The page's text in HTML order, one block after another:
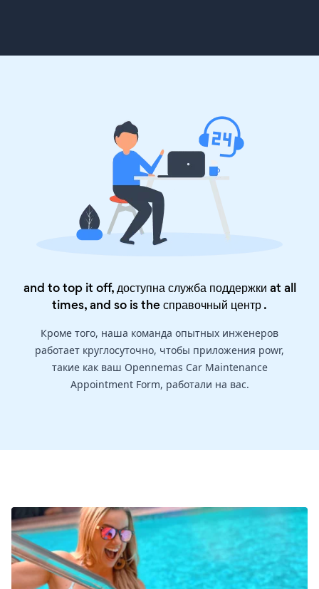
and to top it off, доступна служба поддержки at all
times, and so is theсправочный центр.
Кроме того, наша команда опытных инженеров
работает круглосуточно, чтобы приложения powr,
такие как ваш Opennemas Car Maintenance
Appointment Form, работали на вас.